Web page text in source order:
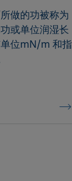
做的功被称为
或单位润湿长
位mN/m 和指